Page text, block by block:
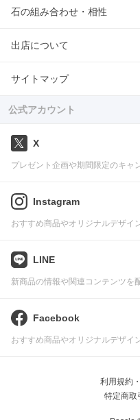
石の組み合わせ・相性
出店について
サイトマップ
公式アカウント
X
プレゼント企画や期間限定のキャ
Instagram
おすすめ商品やオリジナルデザイ
LINE
新商品の情報や関連コンテンツを
Facebook
おすすめ商品やオリジナルデザイ
利用規約
特定商取